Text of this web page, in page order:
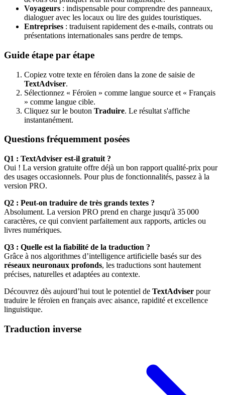
Voyageurs : indispensable pour comprendre des panneaux,
dialoguer avec les locaux ou lire des guides touristiques.
Entreprises : traduisent rapidement des e-mails, contrats ou
présentations internationales sans perdre de temps.
Guide étape par étape
Copiez votre texte en féroïen dans la zone de saisie de
TextAdviser.
Sélectionnez « Féroïen » comme langue source et « Français
» comme langue cible.
Cliquez sur le bouton Traduire. Le résultat s'affiche
instantanément.
Questions fréquemment posées
Q1 : TextAdviser est-il gratuit ?
Oui ! La version gratuite offre déjà un bon rapport qualité-prix pour
des usages occasionnels. Pour plus de fonctionnalités, passez à la
version PRO.
Q2 : Peut-on traduire de très grands textes ?
Absolument. La version PRO prend en charge jusqu'à 35 000
caractères, ce qui convient parfaitement aux rapports, articles ou
livres numériques.
Q3 : Quelle est la fiabilité de la traduction ?
Grâce à nos algorithmes d’intelligence artificielle basés sur des
réseaux neuronaux profonds, les traductions sont hautement
précises, naturelles et adaptées au contexte.
Découvrez dès aujourd’hui tout le potentiel de TextAdviser pour
traduire le féroïen en français avec aisance, rapidité et excellence
linguistique.
Traduction inverse